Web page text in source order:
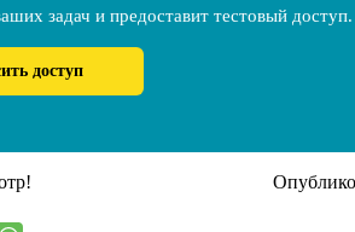
задач и предоставит тестовый доступ.
доступ